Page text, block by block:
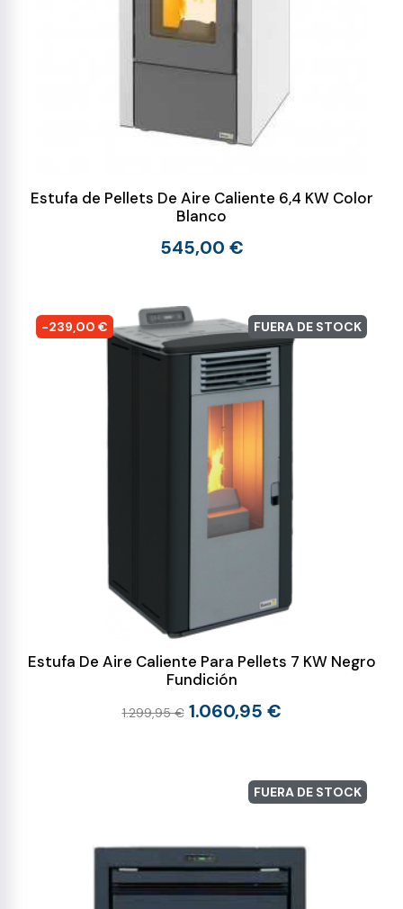
Estufa de Pellets De Aire Caliente 6,4 KW Color
Blanco
545,00 €
-239,00 € FUERA DE STOCK
Estufa De Aire Caliente Para Pellets 7 KW Negro
Fundición
1.299,95 € 1.060,95 €
FUERA DE STOCK